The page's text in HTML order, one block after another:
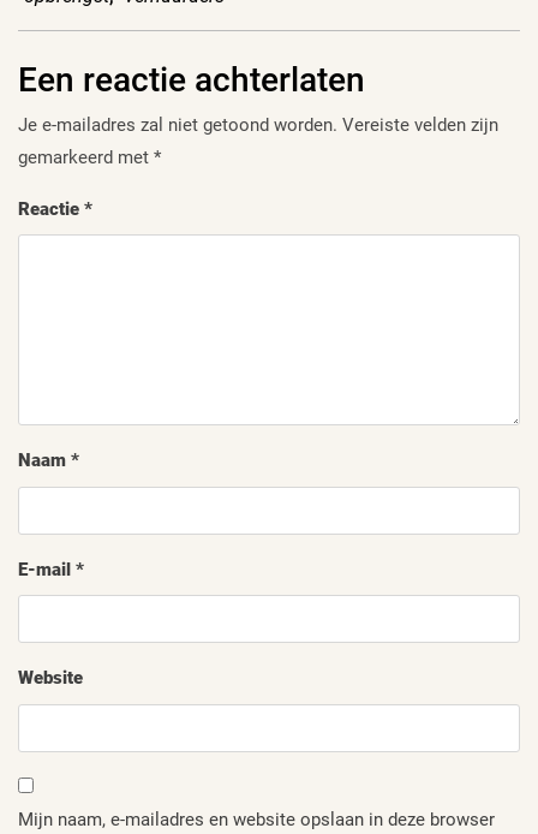
Een reactie achterlaten
Je e-mailadres zal niet getoond worden. Vereiste velden zijn
gemarkeerd met *
Reactie *
Naam *
E-mail *
Website
Mijn naam, e-mailadres en website opslaan in deze browser